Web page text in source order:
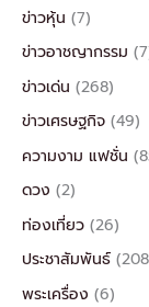
ข่าวหุ้น (7)
ข่าวอาชญากรรม
ข่าวเด่น (268)
ข่าวเศรษฐกิจ (49)
ความงาม แฟชั่น
ดวง (2)
ท่องเที่ยว (26)
ประชาสัมพันธ์
พระเครื่อง (6)